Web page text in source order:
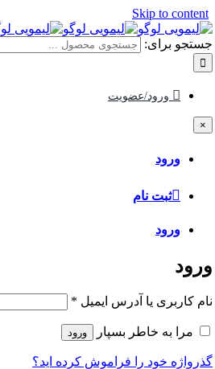
Skip to content
جستجو برای:
ورود/عضویت
×
ورود
ثبت نام
ورود
ورود
نام کاربری یا آدرس ایمیل *
مرا به خاطر بسپار ورود
گذرواژه خود را فراموش کرده اید؟